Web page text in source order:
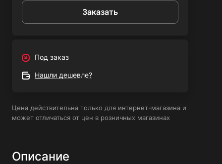
Заказать
Под заказ
Нашли дешевле?
Цена действительна только для интернет-магазина и
может отличаться от цен в розничных магазинах
Описание